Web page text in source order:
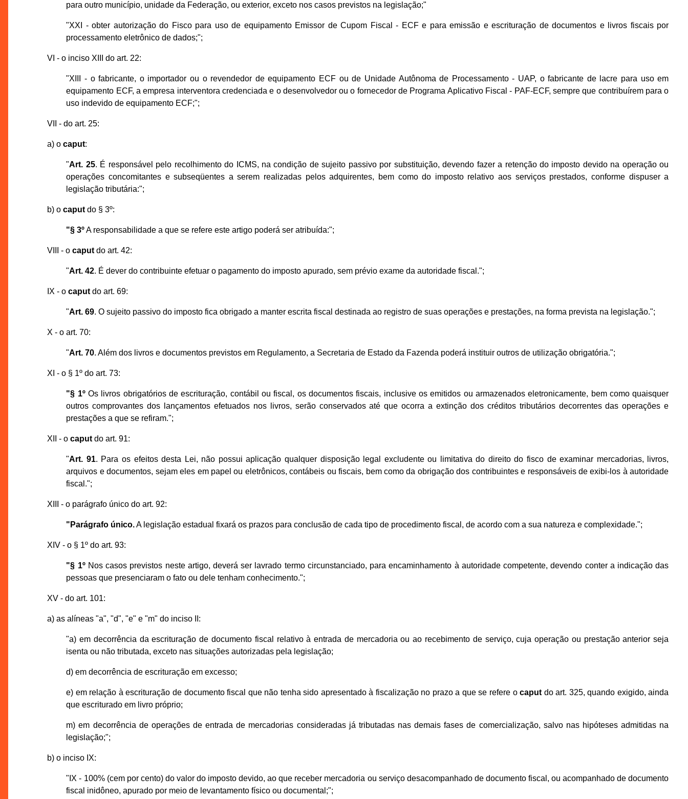
para outro município, unidade da Federação, ou exterior, exceto nos casos previstos na legislação;"
"XXI - obter autorização do Fisco para uso de equipamento Emissor de Cupom Fiscal - ECF e para emissão e escrituração de documentos e livros fiscais por
processamento eletrônico de dados;";
VI - o inciso XIII do art. 22:
"XIII - o fabricante, o importador ou o revendedor de equipamento ECF ou de Unidade Autônoma de Processamento - UAP, o fabricante de lacre para uso em
equipamento ECF, a empresa interventora credenciada e o desenvolvedor ou o fornecedor de Programa Aplicativo Fiscal - PAF-ECF, sempre que contribuírem para o
uso indevido de equipamento ECF;";
VII - do art. 25:
a) o caput:
"Art. 25. É responsável pelo recolhimento do ICMS, na condição de sujeito passivo por substituição, devendo fazer a retenção do imposto devido na operação ou
operações concomitantes e subseqüentes a serem realizadas pelos adquirentes, bem como do imposto relativo aos serviços prestados, conforme dispuser a
legislação tributária:";
b) o caputdo § 3º:
"§ 3ºA responsabilidade a que se refere este artigo poderá ser atribuída:";
VIII - o caputdo art. 42:
"Art. 42. É dever do contribuinte efetuar o pagamento do imposto apurado, sem prévio exame da autoridade fiscal.";
IX - o caputdo art. 69:
"Art. 69. O sujeito passivo do imposto fica obrigado a manter escrita fiscal destinada ao registro de suas operações e prestações, na forma prevista na legislação.";
X - o art. 70:
"Art. 70. Além dos livros e documentos previstos em Regulamento, a Secretaria de Estado da Fazenda poderá instituir outros de utilização obrigatória.";
XI - o § 1º do art. 73:
"§ 1ºOs livros obrigatórios de escrituração, contábil ou fiscal, os documentos fiscais, inclusive os emitidos ou armazenados eletronicamente, bem como quaisquer
outros comprovantes dos lançamentos efetuados nos livros, serão conservados até que ocorra a extinção dos créditos tributários decorrentes das operações e
prestações a que se refiram.";
XII - o caputdo art. 91:
"Art. 91. Para os efeitos desta Lei, não possui aplicação qualquer disposição legal excludente ou limitativa do direito do fisco de examinar mercadorias, livros,
arquivos e documentos, sejam eles em papel ou eletrônicos, contábeis ou fiscais, bem como da obrigação dos contribuintes e responsáveis de exibi-los à autoridade
fiscal.";
XIII - o parágrafo único do art. 92:
"Parágrafo único.A legislação estadual fixará os prazos para conclusão de cada tipo de procedimento fiscal, de acordo com a sua natureza e complexidade.";
XIV - o § 1º do art. 93:
"§ 1ºNos casos previstos neste artigo, deverá ser lavrado termo circunstanciado, para encaminhamento à autoridade competente, devendo conter a indicação das
pessoas que presenciaram o fato ou dele tenham conhecimento.";
XV - do art. 101:
a) as alíneas "a", "d", "e" e "m" do inciso II:
"a) em decorrência da escrituração de documento fiscal relativo à entrada de mercadoria ou ao recebimento de serviço, cuja operação ou prestação anterior seja
isenta ou não tributada, exceto nas situações autorizadas pela legislação;
d) em decorrência de escrituração em excesso;
e) em relação à escrituração de documento fiscal que não tenha sido apresentado à fiscalização no prazo a que se refere ocaput do art. 325, quando exigido, ainda
que escriturado em livro próprio;
m) em decorrência de operações de entrada de mercadorias consideradas já tributadas nas demais fases de comercialização, salvo nas hipóteses admitidas na
legislação;";
b) o inciso IX:
"IX - 100% (cem por cento) do valor do imposto devido, ao que receber mercadoria ou serviço desacompanhado de documento fiscal, ou acompanhado de documento
fiscal inidôneo, apurado por meio de levantamento físico ou documental;";